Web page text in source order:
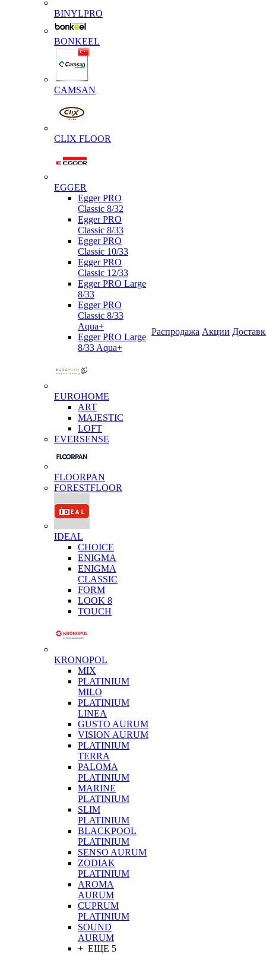
BINYLPRO
BONKEEL
CAMSAN
CLIX FLOOR
EGGER
Egger PRO
Classic 8/32
Egger PRO
Classic 8/33
Egger PRO
Classic 10/33
Egger PRO
Classic 12/33
Egger PRO Large
8/33
Egger PRO
Classic 8/33
Aqua+
Egger PRO Large
8/33 Aqua+
EUROHOME
ART
MAJESTIC
LOFT
EVERSENSE
FLOORPAN
FORESTFLOOR
IDEAL
CHOICE
ENIGMA
ENIGMA
CLASSIC
FORM
LOOK 8
TOUCH
KRONOPOL
MIX
PLATINIUM
MILO
PLATINIUM
LINEA
GUSTO AURUM
VISION AURUM
PLATINIUM
TERRA
PALOMA
PLATINIUM
MARINE
PLATINIUM
SLIM
PLATINIUM
BLACKPOOL
PLATINIUM
SENSO AURUM
ZODIAK
PLATINIUM
AROMA
AURUM
CUPRUM
PLATINIUM
SOUND
AURUM
+ ЕЩЕ 5
Распродажа Акции